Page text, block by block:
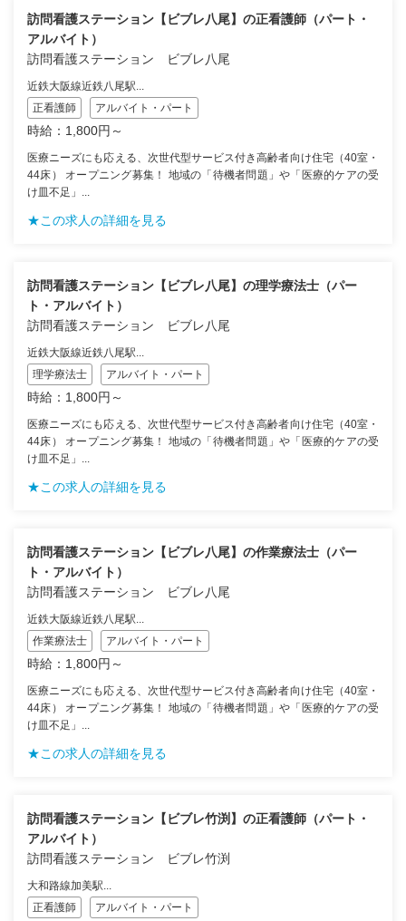
訪問看護ステーション【ビブレ八尾】の正看護師（パート・
アルバイト）
訪問看護ステーション ビブレ八尾
近鉄大阪線近鉄八尾駅...
正看護師
アルバイト・パート
時給：1,800円～
医療ニーズにも応える、次世代型サービス付き高齢者向け住宅（40室・
44床） オープニング募集！ 地域の「待機者問題」や「医療的ケアの受
け皿不足」...
★この求人の詳細を見る
訪問看護ステーション【ビブレ八尾】の理学療法士（パー
ト・アルバイト）
訪問看護ステーション ビブレ八尾
近鉄大阪線近鉄八尾駅...
理学療法士
アルバイト・パート
時給：1,800円～
医療ニーズにも応える、次世代型サービス付き高齢者向け住宅（40室・
44床） オープニング募集！ 地域の「待機者問題」や「医療的ケアの受
け皿不足」...
★この求人の詳細を見る
訪問看護ステーション【ビブレ八尾】の作業療法士（パー
ト・アルバイト）
訪問看護ステーション ビブレ八尾
近鉄大阪線近鉄八尾駅...
作業療法士
アルバイト・パート
時給：1,800円～
医療ニーズにも応える、次世代型サービス付き高齢者向け住宅（40室・
44床） オープニング募集！ 地域の「待機者問題」や「医療的ケアの受
け皿不足」...
★この求人の詳細を見る
訪問看護ステーション【ビブレ竹渕】の正看護師（パート・
アルバイト）
訪問看護ステーション ビブレ竹渕
大和路線加美駅...
正看護師
アルバイト・パート